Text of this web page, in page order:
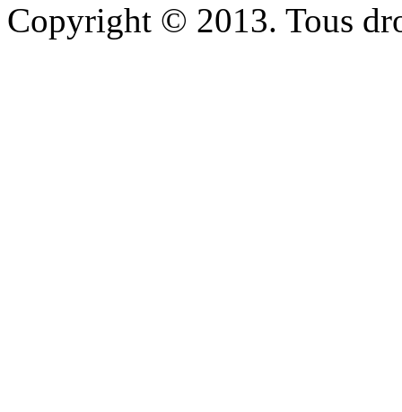
Copyright © 2013. Tous